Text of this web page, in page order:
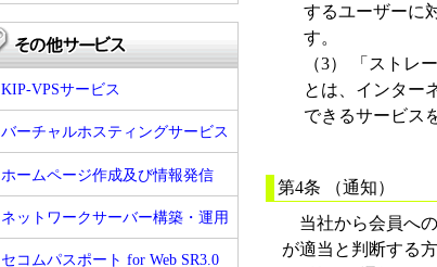
KIP-VPSサービス
バーチャルホスティングサービス
ホームページ作成及び情報発信
ネットワークサーバー構築・運用
セコムパスポート for Web SR3.0
するユーザーに
す。
（3） 「ストレ
とは、インター
できるサービス
第4条 （通知）
当社から会員へ
が適当と判断する